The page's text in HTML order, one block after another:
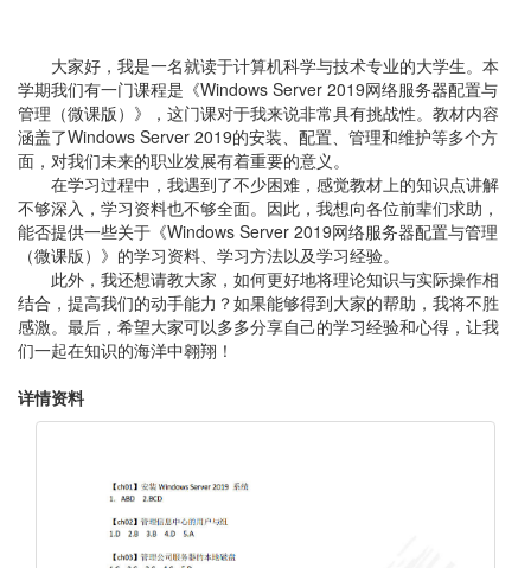
大家好，我是一名就读于计算机科学与技术专业的大学生。本
学期我们有一门课程是《Windows Server 2019网络服务器配置与
管理（微课版）》，这门课对于我来说非常具有挑战性。教材内容
涵盖了Windows Server 2019的安装、配置、管理和维护等多个方
面，对我们未来的职业发展有着重要的意义。
在学习过程中，我遇到了不少困难，感觉教材上的知识点讲解
不够深入，学习资料也不够全面。因此，我想向各位前辈们求助，
能否提供一些关于《Windows Server 2019网络服务器配置与管理
（微课版）》的学习资料、学习方法以及学习经验。
此外，我还想请教大家，如何更好地将理论知识与实际操作相
结合，提高我们的动手能力？如果能够得到大家的帮助，我将不胜
感激。最后，希望大家可以多多分享自己的学习经验和心得，让我
们一起在知识的海洋中翱翔！
详情资料